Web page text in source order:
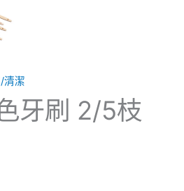
清潔
牙刷 2/5枝